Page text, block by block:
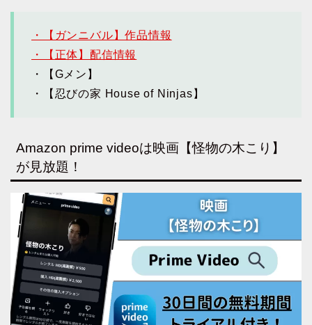
・【ガンニバル】作品情報
・【正体】配信情報
・【Gメン】
・【忍びの家 House of Ninjas】
Amazon prime videoは映画【怪物の木こり】
が見放題！